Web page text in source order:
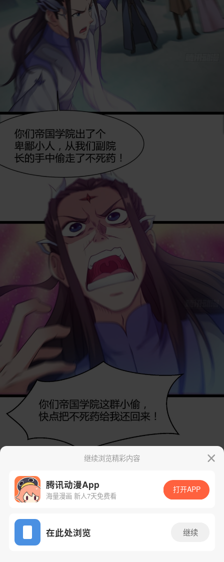
App免费看
继续浏览精彩内容
腾讯动漫App
海量漫画 新人7天免费看
打开APP
在此处浏览 继续